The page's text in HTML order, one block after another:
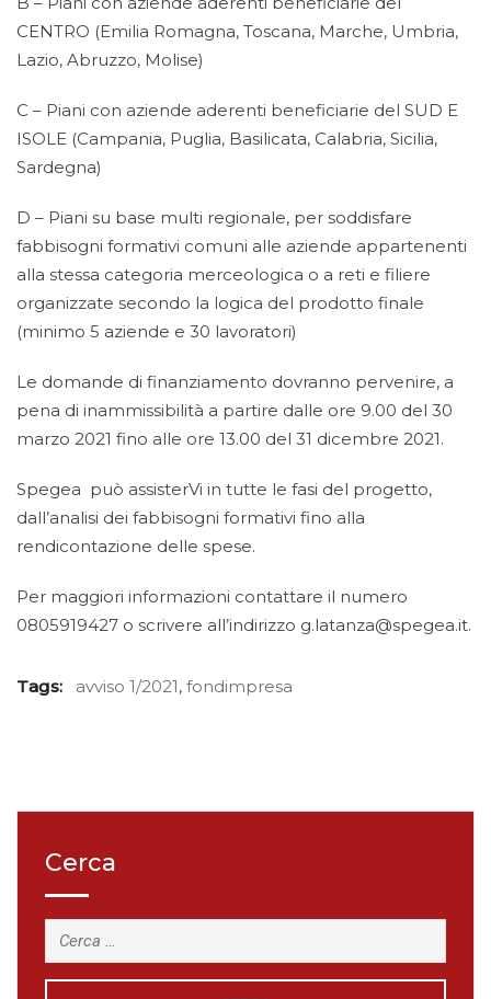
CENTRO (Emilia Romagna, Toscana, Marche, Umbria,
Lazio, Abruzzo, Molise)
C – Piani con aziende aderenti beneficiarie del SUD E
ISOLE (Campania, Puglia, Basilicata, Calabria, Sicilia,
Sardegna)
D – Piani su base multi regionale, per soddisfare
fabbisogni formativi comuni alle aziende appartenenti
alla stessa categoria merceologica o a reti e filiere
organizzate secondo la logica del prodotto finale
(minimo 5 aziende e 30 lavoratori)
Le domande di finanziamento dovranno pervenire, a
pena di inammissibilità a partire dalle ore 9.00 del 30
marzo 2021 fino alle ore 13.00 del 31 dicembre 2021.
Spegea può assisterVi in tutte le fasi del progetto,
dall’analisi dei fabbisogni formativi fino alla
rendicontazione delle spese.
Per maggiori informazioni contattare il numero
0805919427 o scrivere all’indirizzo g.latanza@spegea.it.
Tags: avviso 1/2021, fondimpresa
Cerca
Ricerca
per: